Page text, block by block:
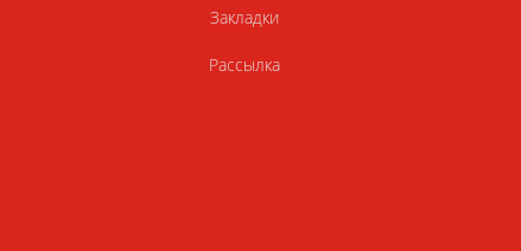
Закладки
Рассылка